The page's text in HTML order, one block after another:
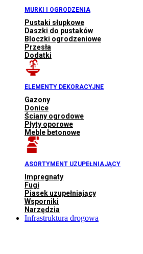
MURKI I OGRODZENIA
Pustaki słupkowe
Daszki do pustaków
Bloczki ogrodzeniowe
Przęsła
Dodatki
ELEMENTY DEKORACYJNE
Gazony
Donice
Ściany ogrodowe
Płyty oporowe
Meble betonowe
ASORTYMENT UZUPEŁNIAJĄCY
Impregnaty
Fugi
Piasek uzupełniający
Wsporniki
Narzędzia
Infrastruktura drogowa